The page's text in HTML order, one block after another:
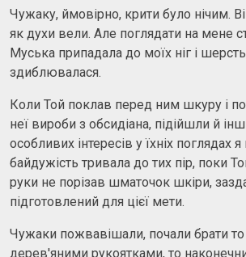
Чужаку, ймовірно, крити було нічим.
як духи вели. Але поглядати на мене
Муська припадала до моїх ніг і шерсть
здиблювалася.
Коли Той поклав перед ним шкуру і
неї вироби з обсидіана, підійшли й
особливих інтересів у їхніх поглядах
байдужість тривала до тих пір, поки
руки не порізав шматочок шкіри,
підготовлений для цієї мети.
Чужаки пожвавішали, почали брати то
дерев'яними рукоятками, то